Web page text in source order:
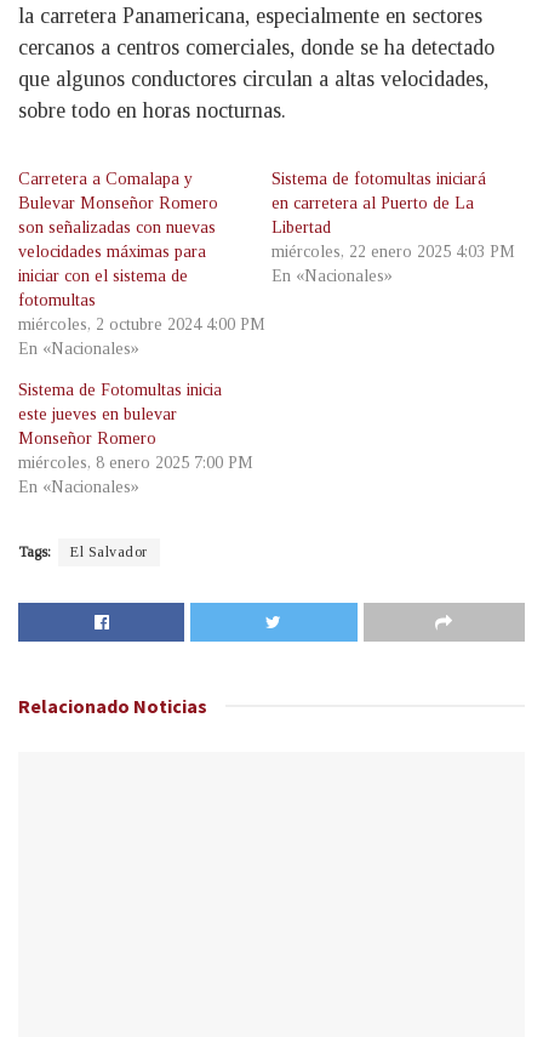
la carretera Panamericana, especialmente en sectores
cercanos a centros comerciales, donde se ha detectado
que algunos conductores circulan a altas velocidades,
sobre todo en horas nocturnas.
Carretera a Comalapa y
Bulevar Monseñor Romero
son señalizadas con nuevas
velocidades máximas para
iniciar con el sistema de
fotomultas
miércoles, 2 octubre 2024 4:00 PM
En «Nacionales»
Sistema de fotomultas iniciará
en carretera al Puerto de La
Libertad
miércoles, 22 enero 2025 4:03 PM
En «Nacionales»
Sistema de Fotomultas inicia
este jueves en bulevar
Monseñor Romero
miércoles, 8 enero 2025 7:00 PM
En «Nacionales»
Tags: El Salvador
Relacionado Noticias